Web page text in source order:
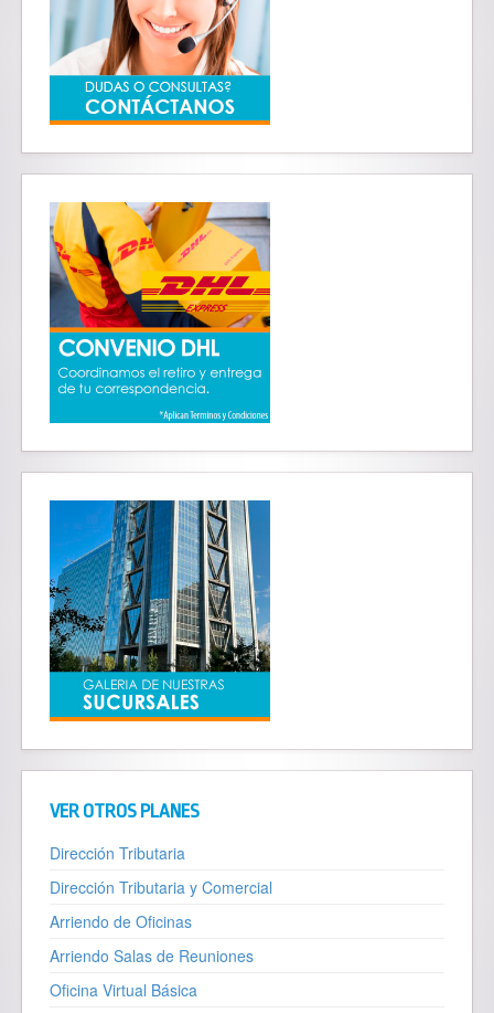
VER OTROS PLANES
Dirección Tributaria
Dirección Tributaria y Comercial
Arriendo de Oficinas
Arriendo Salas de Reuniones
Oficina Virtual Básica